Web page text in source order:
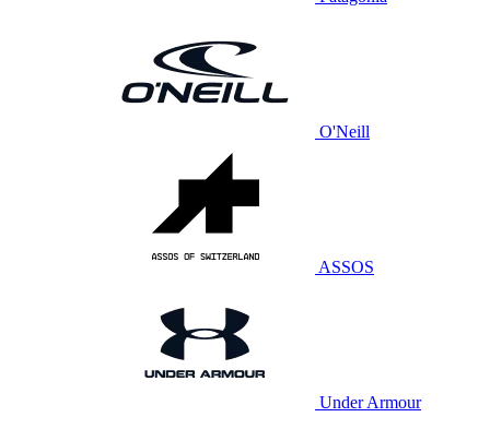
O'Neill
ASSOS
Under Armour